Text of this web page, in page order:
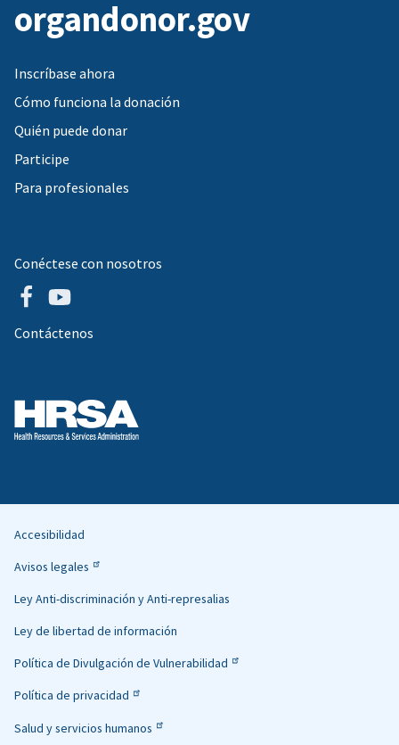
organdonor.gov
Inscríbase ahora
Cómo funciona la donación
Quién puede donar
Participe
Para profesionales
Conéctese con nosotros
Contáctenos
Helpful
Links
Accesibilidad
Avisos legales
Ley Anti-discriminación y Anti-represalias
Ley de libertad de información
Política de Divulgación de Vulnerabilidad
Política de privacidad
Salud y servicios humanos